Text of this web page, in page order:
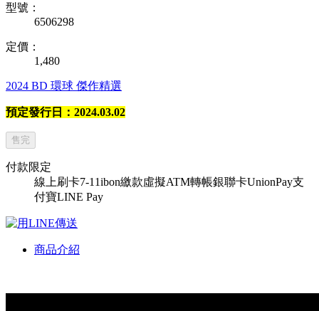
型號：
6506298
定價：
1,480
2024 BD 環球 傑作精選
預定發行日：2024.03.02
售完
付款限定
線上刷卡7-11ibon繳款虛擬ATM轉帳銀聯卡UnionPay支
付寶LINE Pay
商品介紹